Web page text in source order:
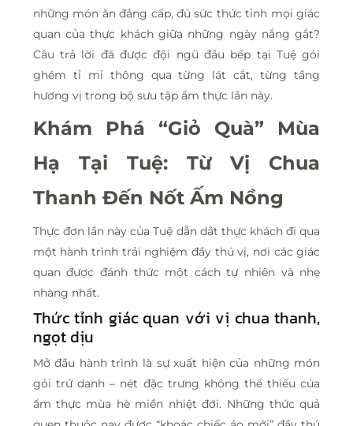
những món ăn đẳng cấp, đủ sức thức tỉnh mọi giác
quan của thực khách giữa những ngày nắng gắt?
Câu trả lời đã được đội ngũ đầu bếp tại Tuệ gói
ghém tỉ mỉ thông qua từng lát cắt, từng tầng
hương vị trong bộ sưu tập ẩm thực lần này.
Khám Phá “Giỏ Quà” Mùa
Hạ Tại Tuệ: Từ Vị Chua
Thanh Đến Nốt Ấm Nồng
Thực đơn lần này của Tuệ dẫn dắt thực khách đi qua
một hành trình trải nghiệm đầy thú vị, nơi các giác
quan được đánh thức một cách tự nhiên và nhẹ
nhàng nhất.
Thức tỉnh giác quan với vị chua thanh,
ngọt dịu
Mở đầu hành trình là sự xuất hiện của những món
gỏi trứ danh – nét đặc trưng không thể thiếu của
ẩm thực mùa hè miền nhiệt đới. Những thức quả